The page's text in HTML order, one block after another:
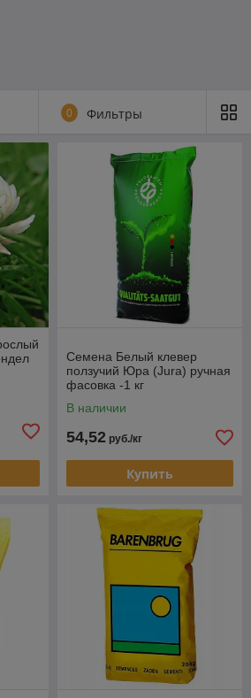
0 Фильтры
Семена Белый клевер
ползучий Юра (Jura) ручная
фасовка -1 кг
В наличии
54,52 руб./кг
Купить